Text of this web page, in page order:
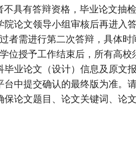
不具有答辩资格，毕业论文抽
院论文领导小组审核后再进入
者需进行第二次答辩，具体时
位授予工作结束后，所有高
毕业论文（设计）信息及原文
台中提交确认的最终版为准。
保论文题目、论文关键词、论